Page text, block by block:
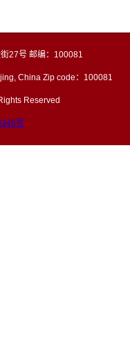
27号 邮编：100081
China Zip code：100081
Reserved
号